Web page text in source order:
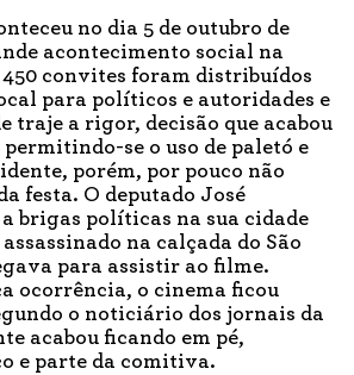
no dia 5 de outubro de
acontecimento social na
450 convites foram distribuídos
para políticos e autoridades e
traje a rigor, decisão que acabou
se o uso de paletó e
porém, por pouco não
festa. O deputado José
brigas políticas na sua cidade
na calçada do São
para assistir ao filme.
ocorrência, o cinema ficou
o noticiário dos jornais da
acabou ficando em pé,
e parte da comitiva.